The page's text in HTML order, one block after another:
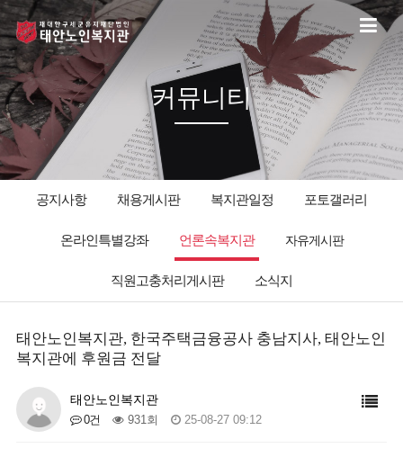
커뮤니티
공지사항 채용게시판 복지관일정 포토갤러리
온라인특별강좌 언론속복지관 자유게시판
직원고충처리게시판 소식지
태안노인복지관, 한국주택금융공사 충남지사, 태안노인
복지관에 후원금 전달
태안노인복지관
0건 931회 25-08-27 09:12